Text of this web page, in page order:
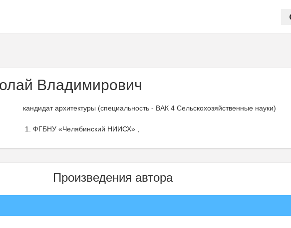
Владимирович
кандидат архитектуры (специальность - ВАК 4 Сельскохозяйственные науки)
ФГБНУ «Челябинский НИИСХ» ,
Произведения автора